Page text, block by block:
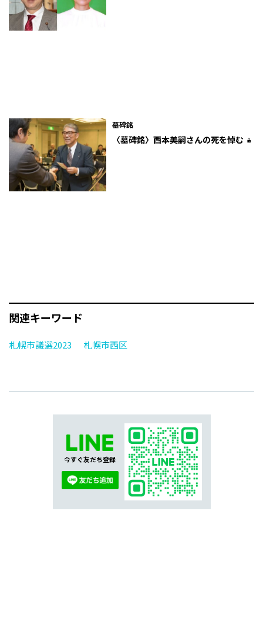
墓碑銘
〈墓碑銘〉西本美嗣さんの死を悼む
関連キーワード
札幌市議選2023 札幌市西区
今すぐ友だち登録